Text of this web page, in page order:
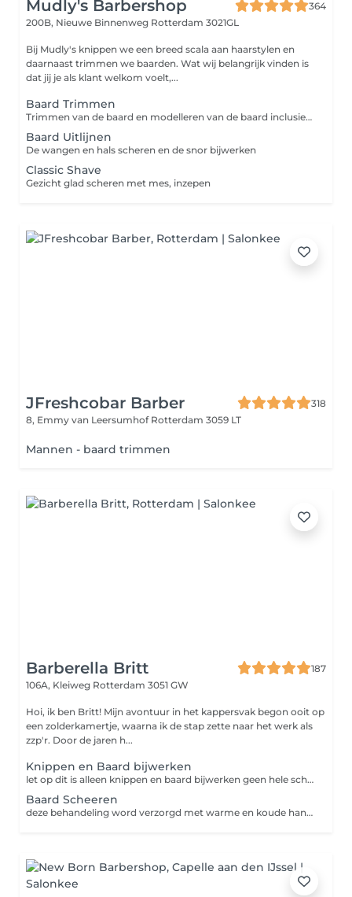
Mudly's Barbershop
364
200B, Nieuwe Binnenweg Rotterdam 3021GL
Bij Mudly's knippen we een breed scala aan haarstylen en
daarnaast trimmen we baarden. Wat wij belangrijk vinden is
dat jij je als klant welkom voelt,...
Baard Trimmen
Trimmen van de baard en modelleren van de baard inclusief uitlijnen
Baard Uitlijnen
De wangen en hals scheren en de snor bijwerken
Classic Shave
Gezicht glad scheren met mes, inzepen
JFreshcobar Barber
318
8, Emmy van Leersumhof Rotterdam 3059 LT
Mannen - baard trimmen
Barberella Britt
187
106A, Kleiweg Rotterdam 3051 GW
Hoi, ik ben Britt! Mijn avontuur in het kappersvak begon ooit op
een zolderkamertje, waarna ik de stap zette naar het werk als
zzp'r. Door de jaren h...
Knippen en Baard bijwerken
let op dit is alleen knippen en baard bijwerken geen hele scheerbehandeling
Baard Scheeren
deze behandeling word verzorgd met warme en koude handdoeken. huidverzorging even hellemaal ontspannen en fris de deur uit